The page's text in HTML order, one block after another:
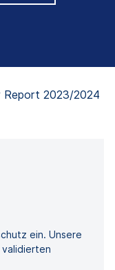
Report 2023/2024
ein. Unsere
validierten